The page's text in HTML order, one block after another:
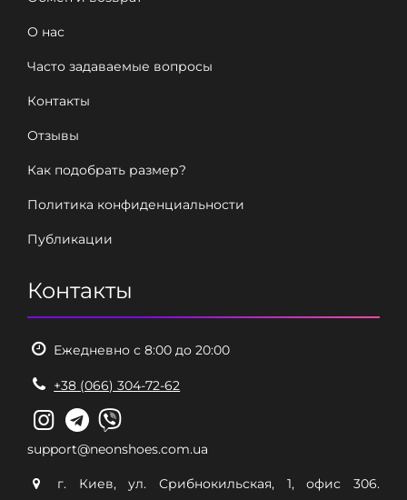
О нас
Часто задаваемые вопросы
Контакты
Отзывы
Как подобрать размер?
Политика конфиденциальности
Публикации
Контакты
Ежедневно с 8:00 до 20:00
+38 (066) 304-72-62
support@neonshoes.com.ua
г. Киев, ул. Срибнокильская, 1, офис 306.